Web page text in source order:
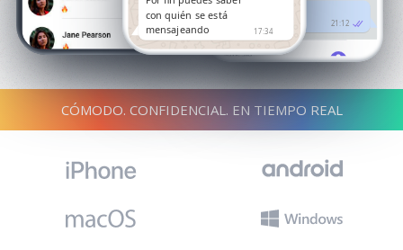
21:12
17:34
con quién se está
mensajeando
CÓMODO. CONFIDENCIAL. EN TIEMPO REAL